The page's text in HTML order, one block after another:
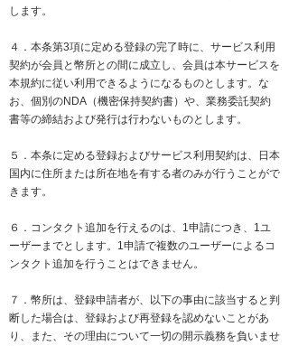
します。
４．本条第3項に定める登録の完了時に、サービス利用
契約が会員と幣所との間に成立し、会員は本サービスを
本規約に従い利用できるようになるものとします。な
お、個別のNDA（機密保持契約書）や、業務委託契約
書等の締結および発行は行わないものとします。
５．本条に定める登録およびサービス利用契約は、
日本
国内に住所または所在地を有する者のみが行うことがで
きます。
６．コンタクト追加を行えるのは、1申請につき、1ユ
ーザーまでとします。1申請で複数のユーザーによるコ
ンタクト追加を行うことはできません。
７．幣所は、登録申請者が、以下の事由に該当すると判
断した場合は、登録および再登録を認めないことがあ
り、また、その理由について一切の開示義務を負いませ